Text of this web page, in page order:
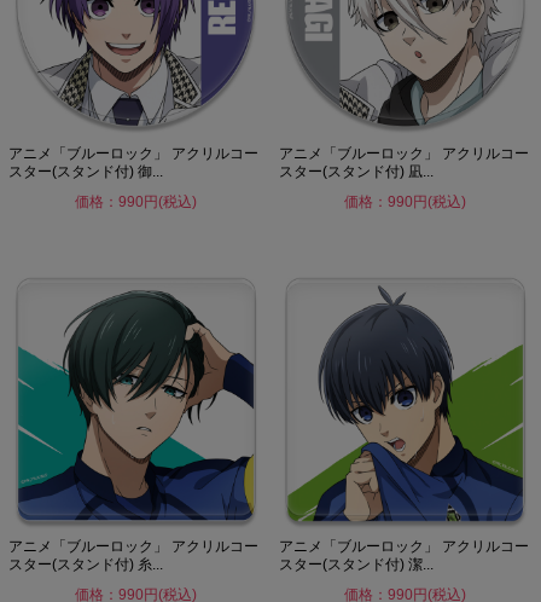
アニメ「ブルーロック」 アクリルコー
スター(スタンド付) 御...
価格：990円(税込)
アニメ「ブルーロック」 アクリルコー
スター(スタンド付) 凪...
価格：990円(税込)
アニメ「ブルーロック」 アクリルコー
スター(スタンド付) 糸...
価格：990円(税込)
アニメ「ブルーロック」 アクリルコー
スター(スタンド付) 潔...
価格：990円(税込)